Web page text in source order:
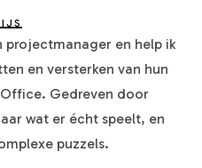
en help ik
en versterken van hun
Gedreven door
wat er écht speelt, en
puzzels.